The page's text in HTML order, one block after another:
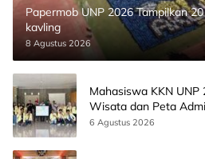
Papermob UNP 2026 Tampilkan
kavling
8 Agustus 2026
Mahasiswa KKN UNP
Wisata dan Peta
Paninggahan
6 Agustus 2026